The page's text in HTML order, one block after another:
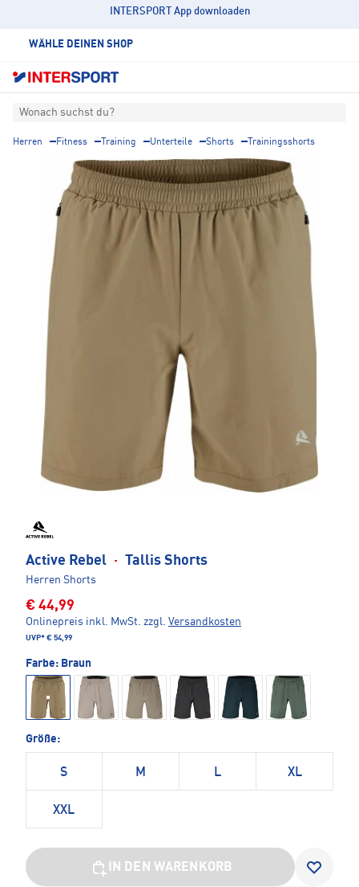
INTERSPORT App downloaden
WÄHLE DEINEN SHOP
Wonach suchst du?
Herren Fitness Training Unterteile Shorts Trainingsshorts
Active Rebel · Tallis Shorts
Herren Shorts
€ 44,99
Onlinepreis inkl. MwSt. zzgl. Versandkosten
UVP* € 54,99
Farbe: Braun
Größe:
S M L XL
XXL
IN DEN WARENKORB